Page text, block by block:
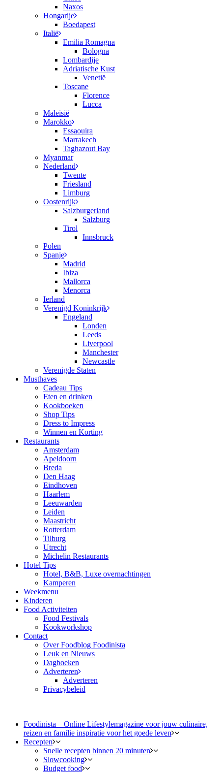
Naxos
Hongarije
Boedapest
Italië
Emilia Romagna
Bologna
Lombardije
Adriatische Kust
Venetië
Toscane
Florence
Lucca
Maleisië
Marokko
Essaouira
Marrakech
Taghazout Bay
Myanmar
Nederland
Twente
Friesland
Limburg
Oostenrijk
Salzburgerland
Salzburg
Tirol
Innsbruck
Polen
Spanje
Madrid
Ibiza
Mallorca
Menorca
Ierland
Verenigd Koninkrijk
Engeland
Londen
Leeds
Liverpool
Manchester
Newcastle
Verenigde Staten
Musthaves
Cadeau Tips
Eten en drinken
Kookboeken
Shop Tips
Dress to Impress
Winnen en Korting
Restaurants
Amsterdam
Apeldoorn
Breda
Den Haag
Eindhoven
Haarlem
Leeuwarden
Leiden
Maastricht
Rotterdam
Tilburg
Utrecht
Michelin Restaurants
Hotel Tips
Hotel, B&B, Luxe overnachtingen
Kamperen
Weekmenu
Kinderen
Food Activiteiten
Food Festivals
Kookworkshop
Contact
Over Foodblog Foodinista
Leuk en Nieuws
Dagboeken
Adverteren
Adverteren
Privacybeleid
Foodinista – Online Lifestylemagazine voor jouw culinaire,
reizen en familie inspiratie voor het goede leven
Recepten
Snelle recepten binnen 20 minuten
Slowcooking
Budget food